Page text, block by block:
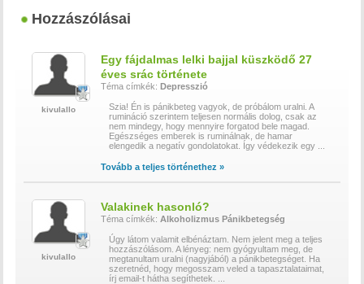
Hozzászólásai
kivulallo
Egy fájdalmas lelki bajjal küszködő 27
éves srác története
Téma címkék: Depresszió
Szia! Én is pánikbeteg vagyok, de próbálom uralni. A
rumináció szerintem teljesen normális dolog, csak az
nem mindegy, hogy mennyire forgatod bele magad.
Egészséges emberek is ruminálnak, de hamar
elengedik a negatív gondolatokat. Így védekezik egy
Tovább a teljes történethez »
kivulallo
Valakinek hasonló?
Téma címkék: Alkoholizmus Pánikbetegség
Úgy látom valamit elbénáztam. Nem jelent meg a teljes
hozzászólásom. A lényeg: nem gyógyultam meg, de
megtanultam uralni (nagyjából) a pánikbetegséget. Ha
szeretnéd, hogy megosszam veled a tapasztalataimat,
írj email-t hátha segíthetek.